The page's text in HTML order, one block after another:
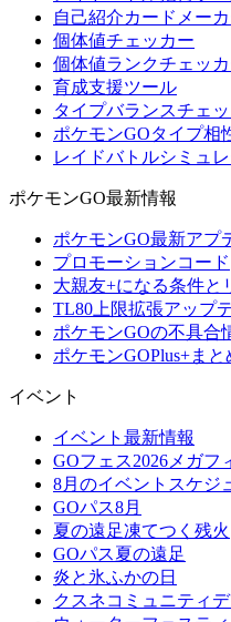
自己紹介カードメー
個体値チェッカー
個体値ランクチェッ
育成支援ツール
タイプバランスチェ
ポケモンGOタイプ相
レイドバトルシミュ
ポケモンGO最新情報
ポケモンGO最新アプ
プロモーションコード
大親友+になる条件と
TL80上限拡張アップ
ポケモンGOの不具合
ポケモンGOPlus+まと
イベント
イベント最新情報
GOフェス2026メガフ
8月のイベントスケジ
GOパス8月
夏の遠足凍てつく残火
GOパス夏の遠足
炎と氷ふかの日
クスネコミュニティデ